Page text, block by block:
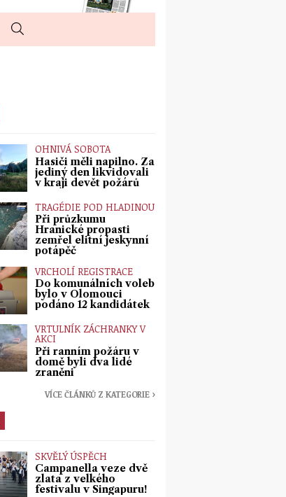
OHNIVÁ SOBOTA
Hasiči měli napilno. Za
jediný den likvidovali
v kraji devět požárů
TRAGÉDIE POD HLADINOU
Při průzkumu
Hranické propasti
zemřel elitní jeskynní
potápěč
VRCHOLÍ REGISTRACE
Do komunálních voleb
bylo v Olomouci
podáno 12 kandidátek
VRTULNÍK ZÁCHRANKY V
AKCI
Při ranním požáru v
domě byli dva lidé
zraněni
VÍCE ČLÁNKŮ Z KATEGORIE ›
SKVĚLÝ ÚSPĚCH
Campanella veze dvě
zlata z velkého
festivalu v Singapuru!